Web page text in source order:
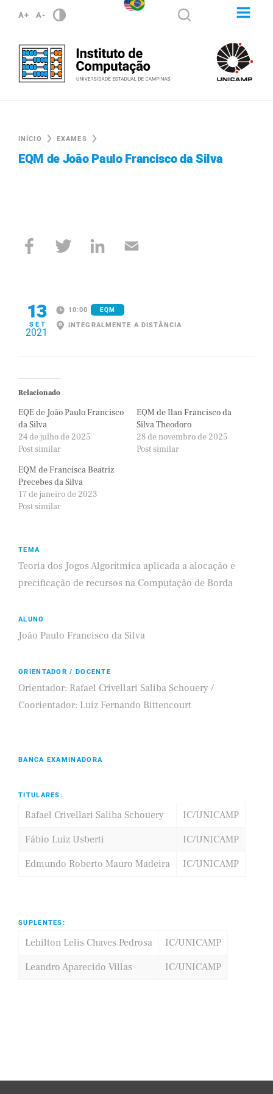
A+ A-
INÍCIO EXAMES
EQM de João Paulo Francisco da Silva
13
SET
2021
10:00 EQM
INTEGRALMENTE A DISTÂNCIA
Relacionado
EQE de João Paulo Francisco
da Silva
24 de julho de 2025
Post similar
EQM de Ilan Francisco da
Silva Theodoro
28 de novembro de 2025
Post similar
EQM de Francisca Beatriz
Precebes da Silva
17 de janeiro de 2023
Post similar
TEMA
Teoria dos Jogos Algorítmica aplicada a alocação e
precificação de recursos na Computação de Borda
ALUNO
João Paulo Francisco da Silva
ORIENTADOR / DOCENTE
Orientador: Rafael Crivellari Saliba Schouery /
Coorientador: Luiz Fernando Bittencourt
BANCA EXAMINADORA
TITULARES:
Rafael Crivellari Saliba Schouery
IC/UNICAMP
Fábio Luiz Usberti
IC/UNICAMP
Edmundo Roberto Mauro Madeira
IC/UNICAMP
SUPLENTES:
Lehilton Lelis Chaves Pedrosa
IC/UNICAMP
Leandro Aparecido Villas
IC/UNICAMP